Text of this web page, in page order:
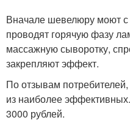
Вначале шевелюру моют
проводят горячую фазу
массажную сыворотку,
закрепляют эффект.
По отзывам
из наиболее
3000 рублей.